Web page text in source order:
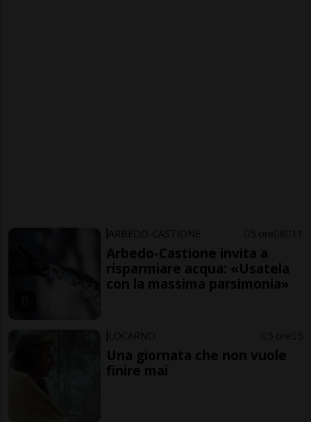
ARBEDO-CASTIONE 5 ore 8 11
Arbedo-Castione invita a
risparmiare acqua: «Usatela
con la massima parsimonia»
LOCARNO 5 ore 5
Una giornata che non vuole
finire mai